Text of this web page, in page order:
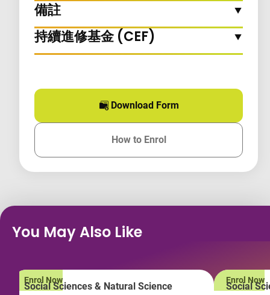
備註
持續進修基金 (CEF)
Download Form
How to Enrol
You May Also Like
Enrol Now
Social Sciences & Natural Science
Enrol Now
Social